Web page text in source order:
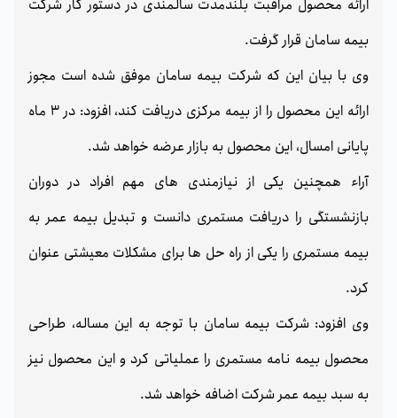
ارائه محصول مراقبت بلندمدت سالمندی در دستور کار شرکت
بیمه سامان قرار گرفت.
وی با بیان این که شرکت بیمه سامان موفق شده است مجوز
ارائه این محصول را از بیمه مرکزی دریافت کند، افزود: در 3 ماه
پایانی امسال، این محصول به بازار عرضه خواهد شد.
آراء همچنین یکی از نیازمندی های مهم افراد در دوران
بازنشستگی را دریافت مستمری دانست و تبدیل بیمه عمر به
بیمه مستمری را یکی از راه حل ها برای مشکلات معیشتی عنوان
کرد.
وی افزود: شرکت بیمه سامان با توجه به این مساله، طراحی
محصول بیمه نامه مستمری را عملیاتی کرد و این محصول نیز
به سبد بیمه عمر شرکت اضافه خواهد شد.